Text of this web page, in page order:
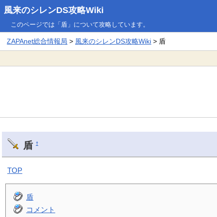
風来のシレンDS攻略Wiki
このページでは「盾」について攻略しています。
ZAPAnet総合情報局 > 風来のシレンDS攻略Wiki > 盾
盾 †
TOP
盾
コメント